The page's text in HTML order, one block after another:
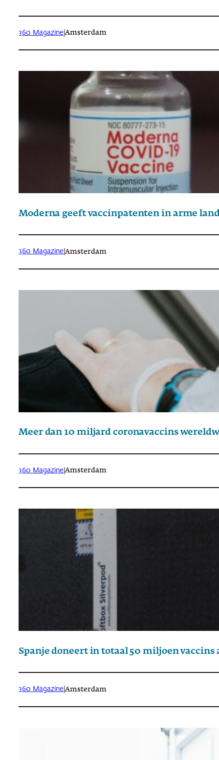
360 Magazine Amsterdam
Moderna geeft vaccinpatenten in arme
360 Magazine Amsterdam
Meer dan 10 miljard coronavaccins
360 Magazine Amsterdam
Spanje doneert in totaal 50 miljoen
360 Magazine Amsterdam